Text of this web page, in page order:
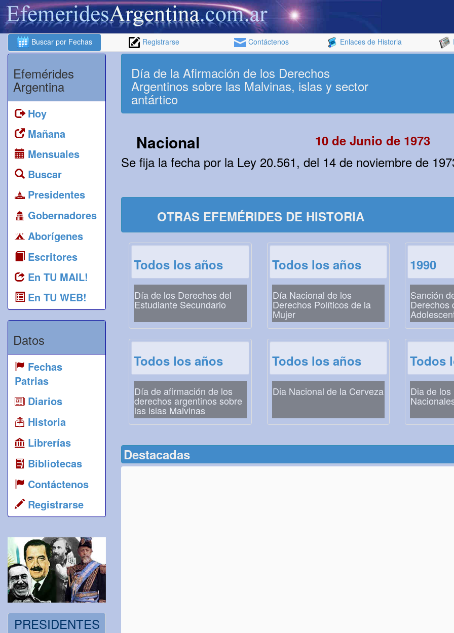
Buscar por Fechas Registrarse Contáctenos Enlaces de Historia
Efemérides
Argentina
Hoy
Mañana
Mensuales
Buscar
Presidentes
Gobernadores
Aborígenes
Escritores
En TU MAIL!
En TU WEB!
Datos
Fechas
Patrias
Diarios
Historia
Librerías
Bibliotecas
Contáctenos
Registrarse
PRESIDENTES
Día de la Afirmación de los Derechos
Argentinos sobre las Malvinas, islas y sector
antártico
Nacional 10 de Junio de 1973
Se fija la fecha por la Ley 20.561, del 14 de noviembre de
OTRAS EFEMÉRIDES DE HISTORIA
Todos los años
Día de los Derechos del
Estudiante Secundario
Todos los años
Día Nacional de los
Derechos Políticos de la
Mujer
1990
Sanción
Derechos
Todos los años
Día de afirmación de los
derechos argentinos sobre
las islas Malvinas
Todos los años
Dia Nacional de la Cerveza
Todos
Dia de los
Destacadas